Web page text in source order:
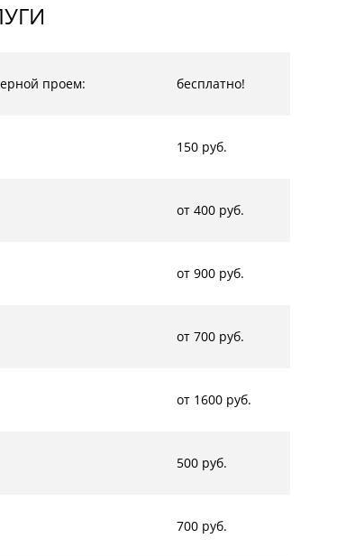
проем: бесплатно!
150 руб.
от 400 руб.
от 900 руб.
от 700 руб.
от 1600 руб.
500 руб.
700 руб.